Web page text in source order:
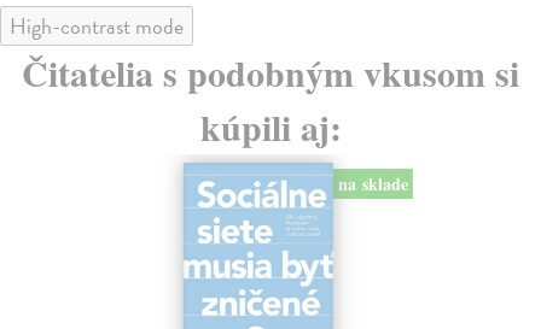
High-contrast mode
Čitatelia s podobným vkusom si
kúpili aj:
na sklade